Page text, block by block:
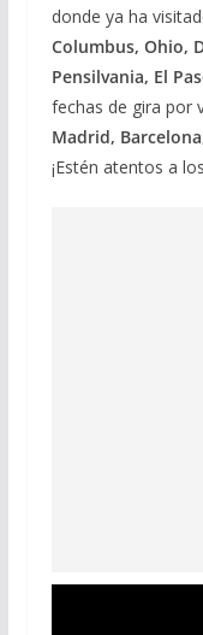
donde ya ha
Columbus, Ohio,
Pensilvania, El
fechas de gira por
Madrid,
¡Estén atentos a